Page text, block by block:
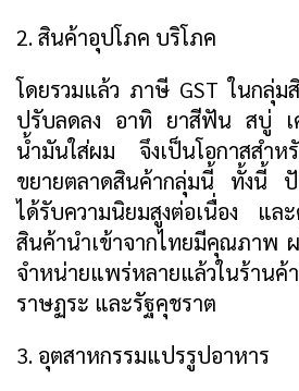
2. สินค้าอุปโภค บริโภค
โดยรวมแล้ว ภาษี GST ในกลุ่
ปรับลดลง อาทิ ยาสีฟัน สบู่ เ
น้ำมันใส่ผม จึงเป็นโอกาสสำห
ขยายตลาดสินค้ากลุ่มนี้ ทั้งนี้ ปั
ได้รับความนิยมสูงต่อเนื่อง และ
สินค้านำเข้าจากไทยมีคุณภาพ
จำหน่ายแพร่หลายแล้วในร้านค้
ราษฏระ และรัฐคุชราต
3. อุตสาหกรรมแปรรูปอาหาร